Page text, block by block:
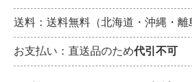
送料：送料無料（北海道・沖縄・離
お支払い：直送品のため代引不可